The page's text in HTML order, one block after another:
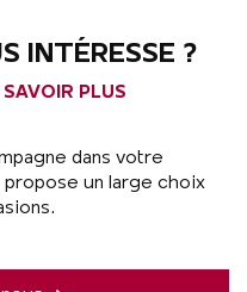
INTÉRESSE ?
PLUS
dans votre
un large choix